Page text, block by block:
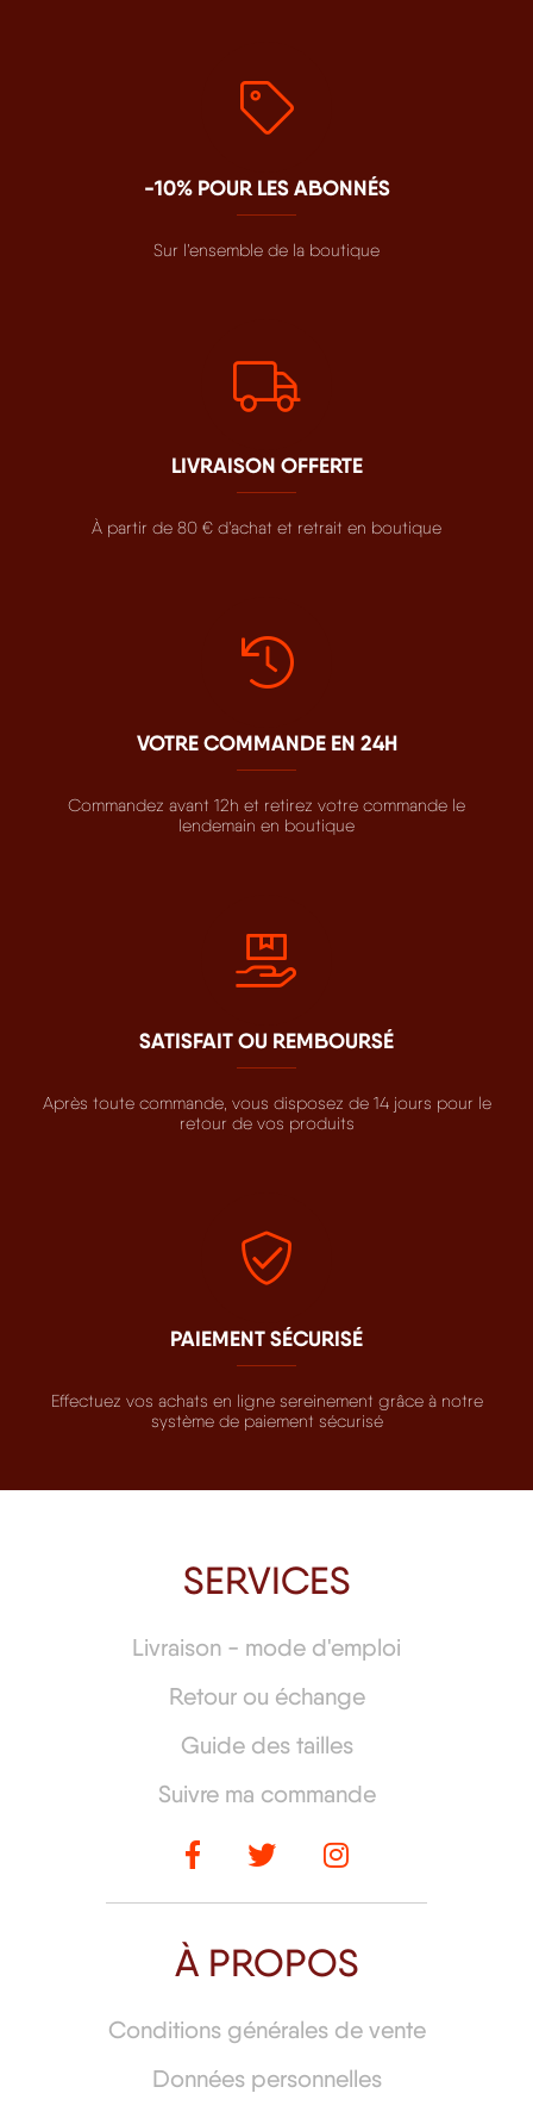
-10% POUR LES ABONNÉS
Sur l’ensemble de la boutique
LIVRAISON OFFERTE
À partir de 80 € d’achat et retrait en boutique
VOTRE COMMANDE EN 24H
Commandez avant 12h et retirez votre commande le
lendemain en boutique
SATISFAIT OU REMBOURSÉ
Après toute commande, vous disposez de 14 jours pour le
retour de vos produits
PAIEMENT SÉCURISÉ
Effectuez vos achats en ligne sereinement grâce à notre
système de paiement sécurisé
SERVICES
Livraison - mode d'emploi
Retour ou échange
Guide des tailles
Suivre ma commande
À PROPOS
Conditions générales de vente
Données personnelles